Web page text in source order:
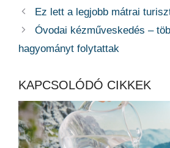
Ez lett a legjobb mátrai
Óvodai kézműveskedés –
hagyományt folytattak
KAPCSOLÓDÓ CIKKEK